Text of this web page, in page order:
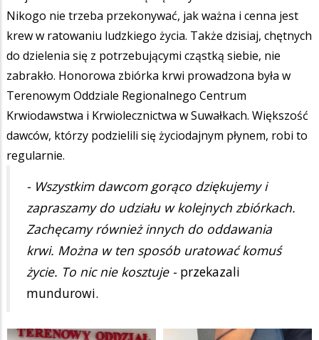
Nikogo nie trzeba przekonywać, jak ważna i cenna jest
krew w ratowaniu ludzkiego życia. Także dzisiaj, chętnych
do dzielenia się z potrzebującymi cząstką siebie, nie
zabrakło. Honorowa zbiórka krwi prowadzona była w
Terenowym Oddziale Regionalnego Centrum
Krwiodawstwa i Krwiolecznictwa w Suwałkach. Większość
dawców, którzy podzielili się życiodajnym płynem, robi to
regularnie.
- Wszystkim dawcom gorąco dziękujemy i
zapraszamy do udziału w kolejnych zbiórkach.
Zachęcamy również innych do oddawania
krwi. Można w ten sposób uratować komuś
życie. To nic nie kosztuje - przekazali
mundurowi.